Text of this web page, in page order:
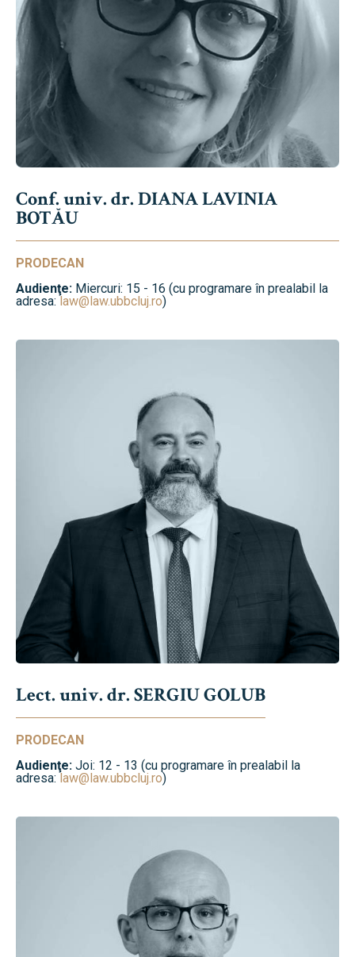
Conf. univ. dr. DIANA LAVINIA
BOTĂU
PRODECAN
Audienţe: Miercuri: 15 - 16 (cu programare în prealabil la
adresa: law@law.ubbcluj.ro)
Lect. univ. dr. SERGIU GOLUB
PRODECAN
Audienţe: Joi: 12 - 13 (cu programare în prealabil la
adresa:law@law.ubbcluj.ro)